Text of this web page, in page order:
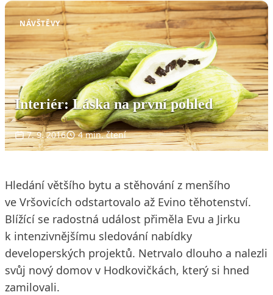
NÁVŠTĚVY
Interiér: Láska na první pohled
7. 9. 2016 4 min. čtení
Hledání většího bytu a stěhování z menšího
ve Vršovicích odstartovalo až Evino těhotenství.
Blížící se radostná událost přiměla Evu a Jirku
k intenzivnějšímu sledování nabídky
developerských projektů. Netrvalo dlouho a nalezli
svůj nový domov v Hodkovičkách, který si hned
zamilovali.